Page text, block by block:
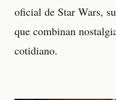
oficial de Star Wars,
que combinan
cotidiano.